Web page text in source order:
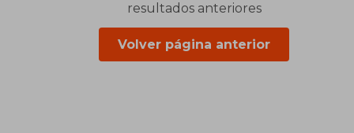
resultados anteriores
Volver página anterior